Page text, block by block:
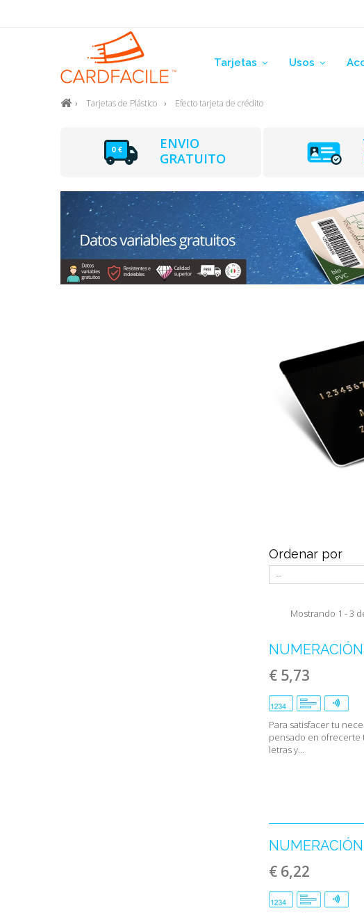
Tarjetas Usos
Tarjetas de Plástico Efecto tarjeta de crédito
ENVIO
GRATUITO
Ordenar por
Mostrando 1 - 3
€ 5,73
Para satisfacer tu
pensado en ofrecerte
letras y...
€ 6,22